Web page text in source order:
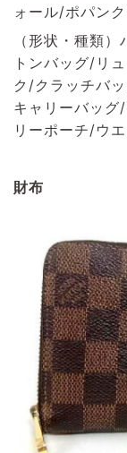
ォール/ポパン
（形状・種類
トンバッグ/リ
ク/クラッチバ
キャリーバッ
リーポーチ/ウ
財布